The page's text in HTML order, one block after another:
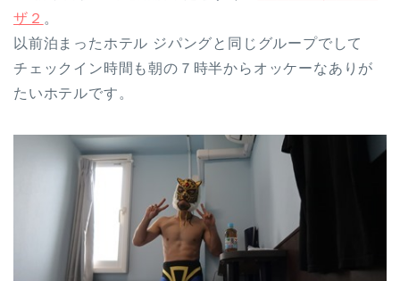
ザ２ 。
以前泊まったホテル ジパングと同じグループでして
チェックイン時間も朝の７時半からオッケーなありが
たいホテルです。